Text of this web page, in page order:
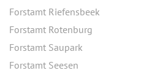
Forstamt Riefensbeek
Forstamt Rotenburg
Forstamt Saupark
Forstamt Seesen